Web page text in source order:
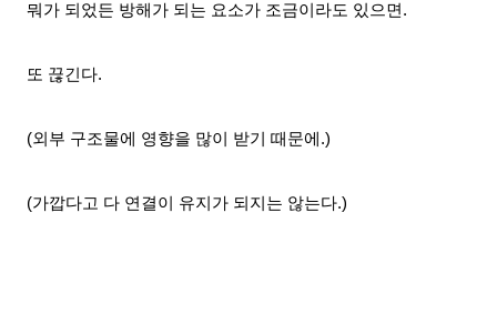
뭐가 되었든 방해가 되는 요소가 조금이라도 있으면.
또 끊긴다.
(외부 구조물에 영향을 많이 받기 때문에.)
(가깝다고 다 연결이 유지가 되지는 않는다.)